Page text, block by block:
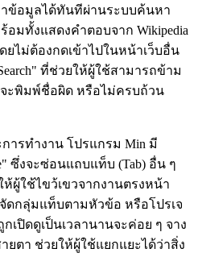
ข้อมูลได้ทันทีผ่านระบบค้นหา
ร้อมทั้งแสดงคำตอบจาก Wikipedia
ไม่ต้องกดเข้าไปในหน้าเว็บอื่น
ที่ช่วยให้ผู้ใช้สามารถข้าม
จะพิมพ์ชื่อผิด หรือไม่ครบถ้วน
ารทำงาน โปรแกรม Min มี
ซึ่งจะซ่อนแถบแท็บ (Tab) อื่น ๆ
ผู้ใช้ไขว้เขวจากงานตรงหน้า
ดกลุ่มแท็บตามหัวข้อ หรือโปรเจ
เปิดดูเป็นเวลานานจะค่อย ๆ จาง
ตา ช่วยให้ผู้ใช้แยกแยะได้ว่าสิ่ง